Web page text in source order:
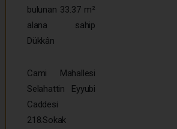
bulunan 33.37 m²
alana sahip
Dükkân
Cami Mahallesi
Selahattin Eyyubi
Caddesi
218.Sokak